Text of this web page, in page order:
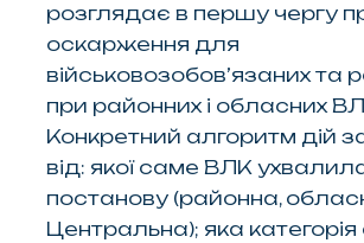
розглядає в першу чергу
оскарження для
військовозобов’язаних та
при районних і обласних
Конкретний алгоритм дій
від: якої саме ВЛК
постанову (районна,
Центральна); яка